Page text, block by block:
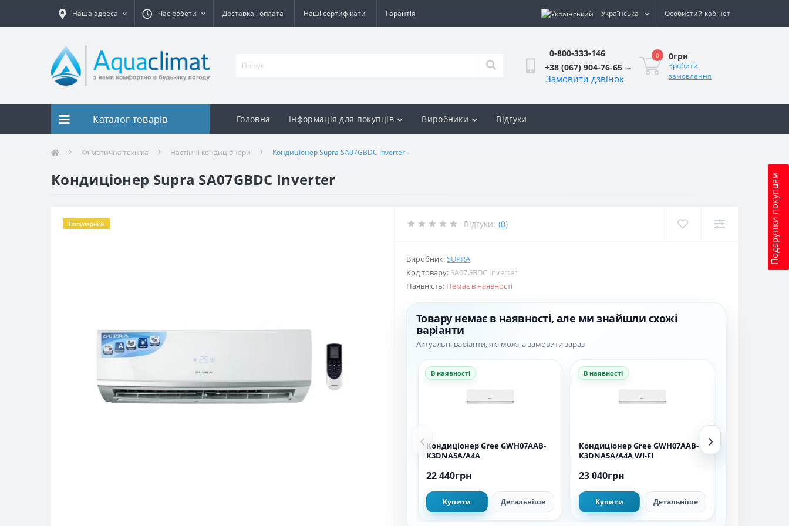
Наша адреса Час роботи Доставка і оплата Наші сертифікати Гарантія Українська Особистий кабінет
0-800-333-146
+38 (067) 904-76-65
Замовити дзвінок
0 0грн
Зробити
замовлення
Подарунки покупцям
Каталог товарів Головна Інформація для покупців Виробники Відгуки
Кліматична техніка Настінні кондиціонери Кондиціонер Supra SA07GBDC Inverter
Кондиціонер Supra SA07GBDC Inverter
Популярний Відгуки: (0)
Виробник:SUPRA
Код товару: SA07GBDC Inverter
Наявність: Немає в наявності
Товару немає в наявності, але ми знайшли схожі
варіанти
Актуальні варіанти, які можна замовити зараз
‹
В наявності
Кондиціонер Gree GWH07AAB-
K3DNA5A/A4A
22 440грн
Купити Детальніше
В наявності
Кондиціонер Gree GWH07AAB-
K3DNA5A/A4A WI-FI
23 040грн
Купити Детальніше
›